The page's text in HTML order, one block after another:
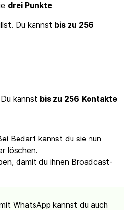
drei Punkte.
Du kannst bis zu 256
kannst bis zu 256 Kontakte
Bedarf kannst du sie nun
löschen.
damit du ihnen Broadcast-
WhatsApp kannst du auch